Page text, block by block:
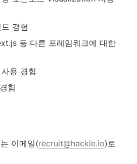
경험
등 다른 프레임워크에 대한
용 경험
험
이메일(recruit@hackle.io)로